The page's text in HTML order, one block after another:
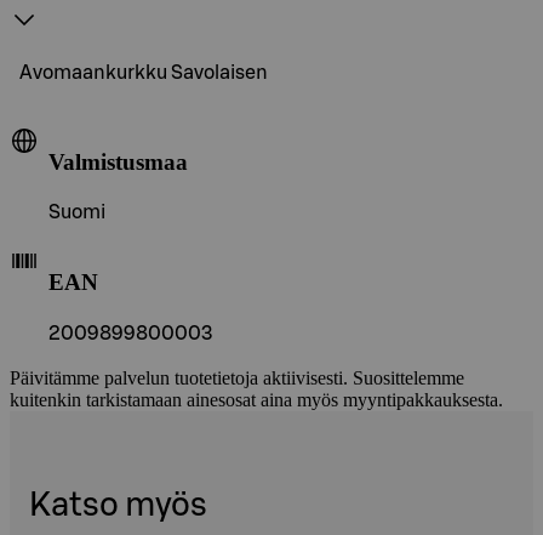
Avomaankurkku Savolaisen
Valmistusmaa
Suomi
EAN
2009899800003
Päivitämme palvelun tuotetietoja aktiivisesti. Suosittelemme
kuitenkin tarkistamaan ainesosat aina myös myyntipakkauksesta.
Katso myös